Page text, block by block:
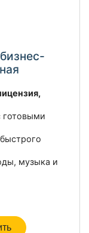
готовыми
музыка и